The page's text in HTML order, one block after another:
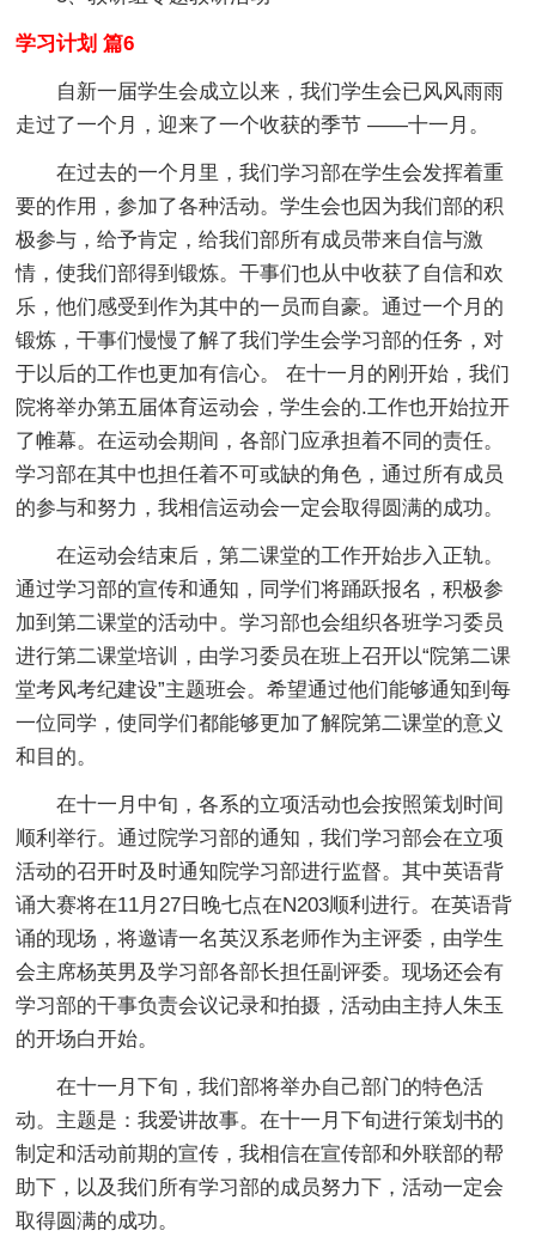
学习计划 篇6
自新一届学生会成立以来，我们学生会已风风雨雨
走过了一个月，迎来了一个收获的季节 ——十一月。
在过去的一个月里，我们学习部在学生会发挥着重
要的作用，参加了各种活动。学生会也因为我们部的积
极参与，给予肯定，给我们部所有成员带来自信与激
情，使我们部得到锻炼。干事们也从中收获了自信和欢
乐，他们感受到作为其中的一员而自豪。通过一个月的
锻炼，干事们慢慢了解了我们学生会学习部的任务，对
于以后的工作也更加有信心。 在十一月的刚开始，我们
院将举办第五届体育运动会，学生会的.工作也开始拉开
了帷幕。在运动会期间，各部门应承担着不同的责任。
学习部在其中也担任着不可或缺的角色，通过所有成员
的参与和努力，我相信运动会一定会取得圆满的成功。
在运动会结束后，第二课堂的工作开始步入正轨。
通过学习部的宣传和通知，同学们将踊跃报名，积极参
加到第二课堂的活动中。学习部也会组织各班学习委员
进行第二课堂培训，由学习委员在班上召开以“院第二课
堂考风考纪建设”主题班会。希望通过他们能够通知到每
一位同学，使同学们都能够更加了解院第二课堂的意义
和目的。
在十一月中旬，各系的立项活动也会按照策划时间
顺利举行。通过院学习部的通知，我们学习部会在立项
活动的召开时及时通知院学习部进行监督。其中英语背
诵大赛将在11月27日晚七点在N203顺利进行。在英语背
诵的现场，将邀请一名英汉系老师作为主评委，由学生
会主席杨英男及学习部各部长担任副评委。现场还会有
学习部的干事负责会议记录和拍摄，活动由主持人朱玉
的开场白开始。
在十一月下旬，我们部将举办自己部门的特色活
动。主题是：我爱讲故事。在十一月下旬进行策划书的
制定和活动前期的宣传，我相信在宣传部和外联部的帮
助下，以及我们所有学习部的成员努力下，活动一定会
取得圆满的成功。